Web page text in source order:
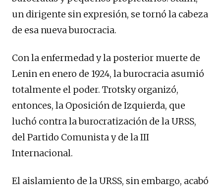
un dirigente sin expresión, se tornó la cabeza
de esa nueva burocracia.
Con la enfermedad y la posterior muerte de
Lenin en enero de 1924, la burocracia asumió
totalmente el poder. Trotsky organizó,
entonces, la Oposición de Izquierda, que
luchó contra la burocratización de la URSS,
del Partido Comunista y de la III
Internacional.
El aislamiento de la URSS, sin embargo, acabó